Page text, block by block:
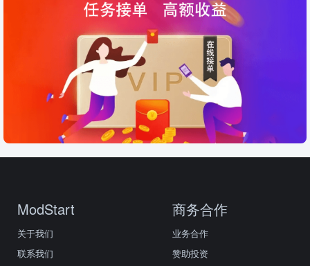
ModStart
关于我们
联系我们
商务合作
业务合作
赞助投资